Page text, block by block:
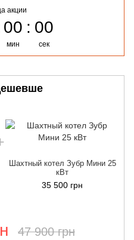
акции
00
мин
00
сек
Шахтный котел Зубр Мини 25
кВт
35 500 грн
47 900 грн